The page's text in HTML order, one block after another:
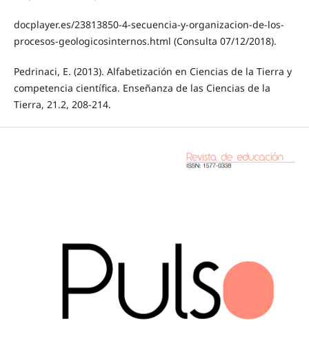
docplayer.es/23813850-4-secuencia-y-organizacion-de-los-
procesos-geologicosinternos.html (Consulta 07/12/2018).
Pedrinaci, E. (2013). Alfabetización en Ciencias de la Tierra y
competencia científica. Enseñanza de las Ciencias de la
Tierra, 21.2, 208-214.